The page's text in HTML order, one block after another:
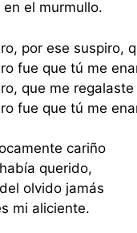
el murmullo.
por ese suspiro,
fue que tú me
que me regalaste
fue que tú me
cariño
querido,
olvido jamás
mi aliciente.